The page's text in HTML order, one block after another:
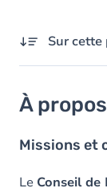
Sur cette
Contact
Membres
À propos
Missions et
Le Conseil de